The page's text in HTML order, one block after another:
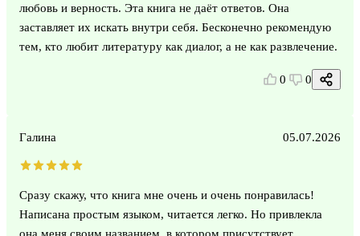
любовь и верность. Эта книга не даёт ответов. Она
заставляет их искать внутри себя. Бесконечно рекомендую
тем, кто любит литературу как диалог, а не как развлечение.
0 0
Галина 05.07.2026
Сразу скажу, что книга мне очень и очень понравилась!
Написана простым языком, читается легко. Но привлекла
она меня своим названием, в котором присутствует